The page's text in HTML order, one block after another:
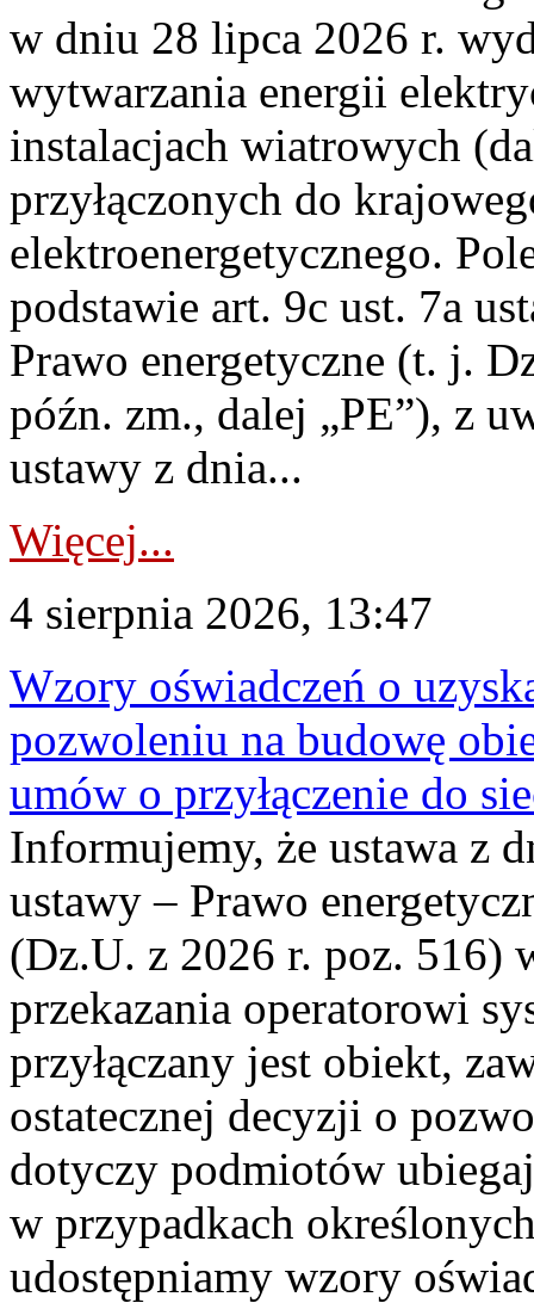
w dniu 28 lipca 2026 r.
wytwarzania energii
instalacjach wiatrowych
przyłączonych do
elektroenergetycznego.
podstawie art. 9c ust. 7a
Prawo energetyczne (t. j.
późn. zm., dalej „PE”), z
ustawy z dnia...
Więcej...
4 sierpnia 2026, 13:47
Wzory oświadczeń o
pozwoleniu na budowę
umów o przyłączenie do
Informujemy, że ustawa z
ustawy – Prawo
(Dz.U. z 2026 r. poz. 516)
przekazania operatorowi
przyłączany jest obiekt,
ostatecznej decyzji o
dotyczy podmiotów
w przypadkach
udostępniamy wzory